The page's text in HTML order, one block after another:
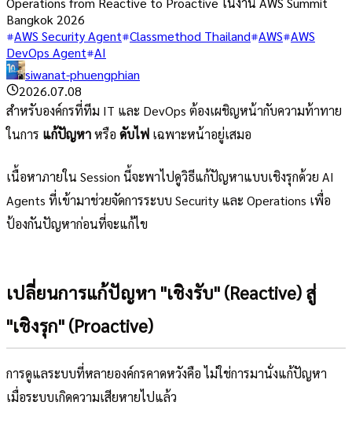
Bangkok 2026
AWS Security Agent Classmethod Thailand AWS AWS
DevOps Agent AI
siwanat-phuengphian
2026.07.08
สำหรับองค์กรที่ทีม IT และ DevOps ต้องเผชิญหน้ากับความท้าทาย
ในการ แก้ปัญหาหรือ ดับไฟ เฉพาะหน้าอยู่เสมอ
เนื้อหาภายใน Session นี้จะพาไปดูวิธีแก้ปัญหาแบบเชิงรุกด้วย AI
Agents ที่เข้ามาช่วยจัดการระบบ Security และ Operations เพื่อ
ป้องกันปัญหาก่อนที่จะแก้ไข
เปลี่ยนการแก้ปัญหา "เชิงรับ" (Reactive) สู่
"เชิงรุก" (Proactive)
การดูแลระบบที่หลายองค์กรคาดหวังคือ ไม่ใช่การมานั่งแก้ปัญหา
เมื่อระบบเกิดความเสียหายไปแล้ว